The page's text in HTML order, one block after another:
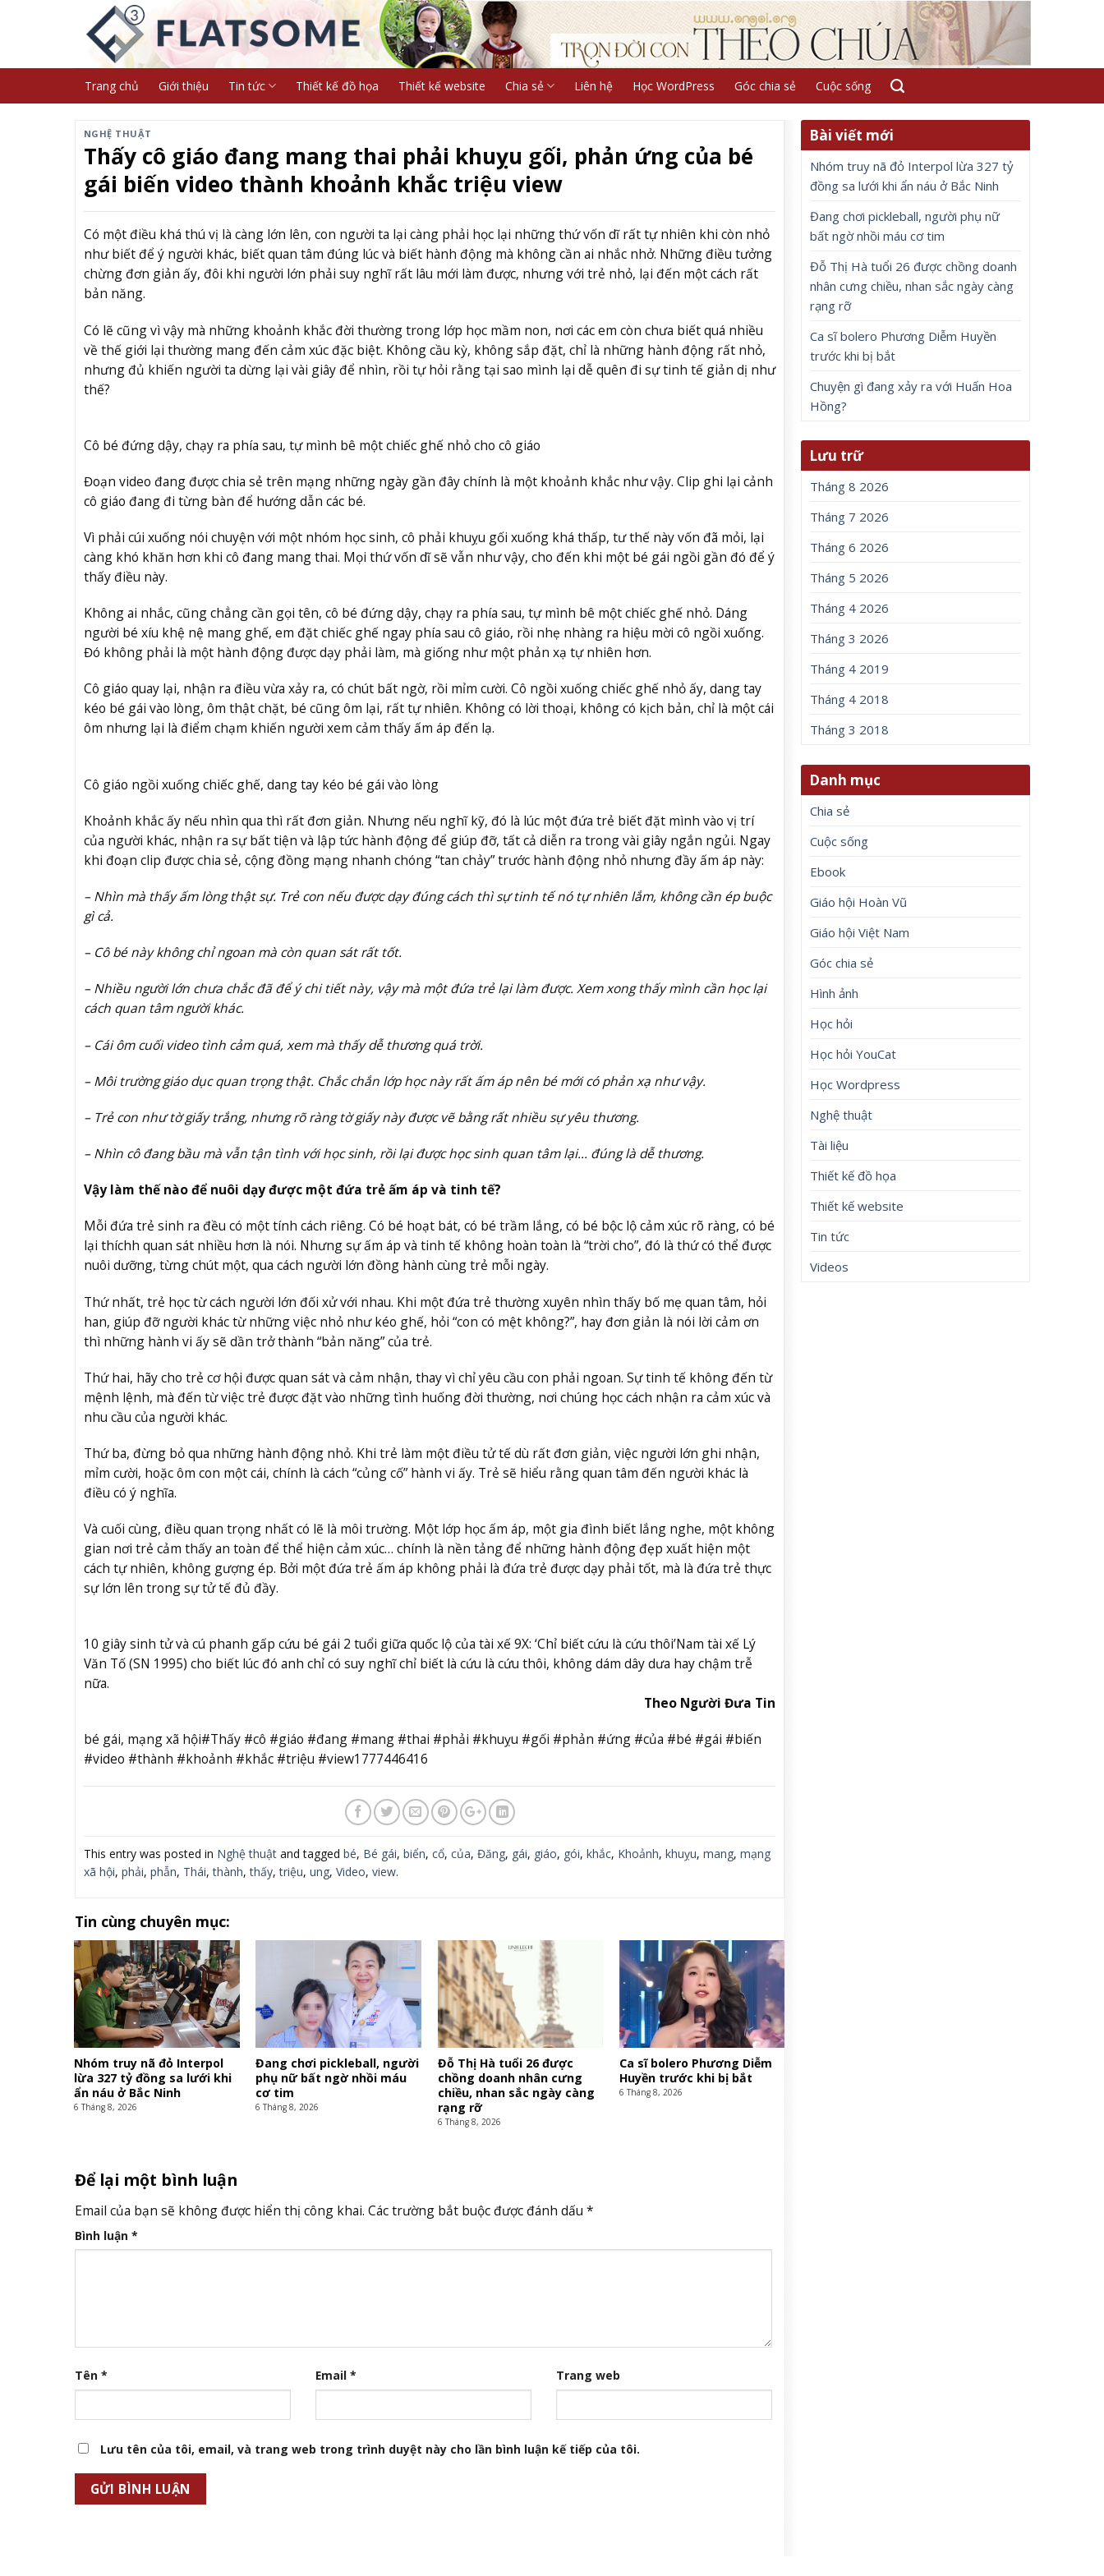
Trang chủ Giới thiệu Tin tức Thiết kế đồ họa Thiết kế website Chia sẻ Liên hệ Học WordPress Góc chia sẻ Cuộc sống
NGHỆ THUẬT
Thấy cô giáo đang mang thai phải khuỵu gối, phản ứng của bé
gái biến video thành khoảnh khắc triệu view
Có một điều khá thú vị là càng lớn lên, con người ta lại càng phải học lại những thứ vốn dĩ rất tự nhiên khi còn nhỏ
như biết để ý người khác, biết quan tâm đúng lúc và biết hành động mà không cần ai nhắc nhở. Những điều tưởng
chừng đơn giản ấy, đôi khi người lớn phải suy nghĩ rất lâu mới làm được, nhưng với trẻ nhỏ, lại đến một cách rất
bản năng.
Có lẽ cũng vì vậy mà những khoảnh khắc đời thường trong lớp học mầm non, nơi các em còn chưa biết quá nhiều
về thế giới lại thường mang đến cảm xúc đặc biệt. Không cầu kỳ, không sắp đặt, chỉ là những hành động rất nhỏ,
nhưng đủ khiến người ta dừng lại vài giây để nhìn, rồi tự hỏi rằngtại sao mình lại dễ quên đi sự tinh tế giản dị như
thế?
Cô bé đứng dậy, chạy ra phía sau, tự mình bê một chiếc ghế nhỏ cho cô giáo
Đoạn video đang được chia sẻ trên mạng những ngày gần đây chính là một khoảnh khắc như vậy. Clip ghi lại cảnh
cô giáo đang đi từng bàn để hướng dẫn các bé.
Vì phải cúi xuống nói chuyện với một nhóm học sinh, cô phải khuỵu gối xuống khá thấp, tư thế này vốn đã mỏi, lại
càng khó khăn hơn khi cô đang mang thai. Mọi thứ vốn dĩ sẽ vẫn như vậy, cho đến khi một bé gái ngồi gần đó để ý
thấy điều này.
Không ai nhắc, cũng chẳng cần gọi tên, cô bé đứng dậy, chạy ra phía sau, tự mình bê một chiếc ghế nhỏ. Dáng
người bé xíu khệ nệ mang ghế, em đặt chiếc ghế ngay phía sau cô giáo, rồi nhẹ nhàng ra hiệu mời cô ngồi xuống.
Đó không phải là một hành động được dạy phải làm, mà giống như một phản xạ tự nhiên hơn.
Cô giáo quay lại, nhận ra điều vừa xảy ra, có chút bất ngờ, rồi mỉm cười. Cô ngồi xuống chiếc ghế nhỏ ấy, dang tay
kéo bé gái vào lòng, ôm thật chặt, bé cũng ôm lại, rất tự nhiên. Không có lời thoại, không có kịch bản, chỉ là một cái
ôm nhưng lại là điểm chạm khiến người xem cảm thấy ấm áp đến lạ.
Cô giáo ngồi xuống chiếc ghế, dangtay kéo bé gái vào lòng
Khoảnh khắc ấy nếu nhìn qua thì rất đơn giản. Nhưng nếu nghĩ kỹ, đó là lúc một đứa trẻ biết đặt mình vào vị trí
của người khác, nhận ra sự bất tiện và lập tức hành động để giúp đỡ, tất cả diễn ra trong vài giây ngắn ngủi. Ngay
khi đoạn clip được chia sẻ, cộng đồng mạng nhanh chóng “tan chảy” trước hành động nhỏ nhưng đầy ấm áp này:
– Nhìn mà thấy ấm lòng thật sự. Trẻ con nếu được dạy đúng cách thì sự tinh tế nó tự nhiên lắm, không cần ép buộc
gì cả.
– Cô bé này không chỉ ngoan mà còn quan sát rất tốt.
– Nhiều người lớn chưa chắc đã để ý chi tiết này, vậy mà một đứa trẻ lại làm được. Xem xong thấy mình cần học lại
cách quan tâm người khác.
– Cái ôm cuối video tình cảm quá, xem mà thấy dễ thương quá trời.
– Môi trường giáo dục quan trọng thật. Chắc chắn lớp học này rất ấm áp nên bé mới có phản xạ như vậy.
– Trẻ con như tờ giấy trắng, nhưng rõ ràng tờ giấy này được vẽ bằng rất nhiều sự yêu thương.
– Nhìn cô đang bầu mà vẫn tận tình với học sinh, rồi lại được học sinh quan tâm lại… đúng là dễ thương.
Vậylàm thế nào để nuôi dạy đượcmột đứa trẻ ấm áp và tinh tế?
Mỗi đứa trẻ sinh ra đều có một tính cách riêng. Có bé hoạt bát, có bé trầm lắng, có bé bộc lộ cảm xúc rõ ràng, có bé
lại thíchh quan sát nhiều hơn là nói. Nhưng sự ấm áp và tinh tế không hoàn toàn là “trời cho”, đó là thứ có thể được
nuôi dưỡng, từng chút một, qua cách người lớn đồng hành cùng trẻ mỗi ngày.
Thứ nhất, trẻ học từ cách người lớn đối xử với nhau. Khi một đứa trẻ thường xuyên nhìn thấy bố mẹ quan tâm, hỏi
han, giúp đỡ người khác từ những việc nhỏ như kéo ghế, hỏi “con có mệt không?”, hay đơn giản là nói lời cảm ơn
thì những hành vi ấy sẽ dần trở thành “bản năng” của trẻ.
Thứ hai, hãy cho trẻ cơ hội được quan sát và cảm nhận, thay vì chỉ yêu cầu con phải ngoan. Sự tinh tế không đến từ
mệnh lệnh, mà đến từ việc trẻ được đặt vào những tình huống đời thường, nơi chúng học cách nhận ra cảm xúc và
nhu cầu của người khác.
Thứ ba, đừng bỏ qua những hành động nhỏ. Khi trẻ làm một điều tử tế dù rất đơn giản, việc người lớn ghi nhận,
mỉm cười, hoặc ôm con một cái, chính là cách “củng cố” hành vi ấy. Trẻ sẽ hiểu rằng quan tâm đến người khác là
điều có ý nghĩa.
Và cuối cùng, điều quan trọng nhất có lẽ là môi trường. Một lớp học ấm áp, một gia đình biết lắng nghe, một không
gian nơi trẻ cảm thấy an toàn để thể hiện cảm xúc… chính là nền tảng để những hành động đẹp xuất hiện một
cách tự nhiên, không gượng ép. Bởi một đứa trẻ ấm áp không phải là đứa trẻ được dạy phải tốt, mà là đứa trẻ thực
sựlớn lên trong sự tử tế đủ đầy.
10 giây sinh tử và cú phanh gấp cứu bé gái 2 tuổi giữa quốc lộ của tài xế 9X: ‘Chỉ biết cứu là cứu thôi’Nam tài xế Lý
Văn Tố (SN 1995) cho biết lúc đó anh chỉ có suy nghĩ chỉ biết là cứu là cứu thôi, không dám dây dưa hay chậm trễ
nữa.
Theo Người Đưa Tin
bé gái, mạng xã hội#Thấy #cô #giáo #đang #mang #thai #phải #khuỵu #gối #phản #ứng #của #bé #gái #biến
#video #thành #khoảnh #khắc #triệu #view1777446416
This entry was posted in Nghệ thuậtand tagged bé, Bé gái, biển, cổ, của, Đăng, gái, giáo, gói, khắc, Khoảnh, khuỵu, mang, mạng
xã hội, phải, phẫn, Thái,thành,thấy,triệu, ung, Video, view.
Tin cùng chuyên mục:
Nhóm truy nã đỏ Interpol
lừa 327 tỷ đồng sa lưới khi
ẩn náu ở Bắc Ninh
6 Tháng 8, 2026
Đang chơi pickleball, người
phụ nữ bất ngờ nhồi máu
cơ tim
6 Tháng 8, 2026
Đỗ Thị Hà tuổi 26 được
chồng doanh nhân cưng
chiều, nhan sắc ngày càng
rạng rỡ
6 Tháng 8, 2026
Ca sĩ bolero Phương Diễm
Huyền trước khi bị bắt
6 Tháng 8, 2026
Để lại một bình luận
Email của bạn sẽ không được hiển thị công khai. Các trường bắt buộc được đánh dấu *
Bình luận *
Tên * Email * Trang web
Lưu tên của tôi, email, và trang web trong trình duyệt này cho lần bình luận kế tiếp của tôi.
Bài viết mới
Nhóm truy nã đỏ Interpol lừa 327 tỷ
đồng sa lưới khi ẩn náu ở Bắc Ninh
Đang chơi pickleball, người phụ nữ
bất ngờ nhồi máu cơ tim
Đỗ Thị Hà tuổi 26 được chồng doanh
nhân cưng chiều, nhan sắc ngày càng
rạng rỡ
Ca sĩ bolero Phương Diễm Huyền
trước khi bị bắt
Chuyện gì đang xảy ra với Huấn Hoa
Hồng?
Lưu trữ
Tháng 8 2026
Tháng 7 2026
Tháng 6 2026
Tháng 5 2026
Tháng 4 2026
Tháng 3 2026
Tháng 4 2019
Tháng 4 2018
Tháng 3 2018
Danh mục
Chia sẻ
Cuộc sống
Ebook
Giáo hội Hoàn Vũ
Giáo hội Việt Nam
Góc chia sẻ
Hình ảnh
Học hỏi
Học hỏi YouCat
Học Wordpress
Nghệ thuật
Tài liệu
Thiết kế đồ họa
Thiết kế website
Tin tức
Videos